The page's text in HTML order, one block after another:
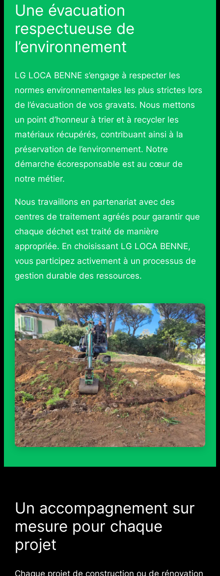
Une évacuation
respectueuse de
l’environnement
LG LOCA BENNE s’engage à respecter les
normes environnementales les plus strictes lors
de l’évacuation de vos gravats. Nous mettons
un point d’honneur à trier et à recycler les
matériaux récupérés, contribuant ainsi à la
préservation de l’environnement. Notre
démarche écoresponsable est au cœur de
notre métier.
Nous travaillons en partenariat avec des
centres de traitement agréés pour garantir que
chaque déchet est traité de manière
appropriée. En choisissant LG LOCA BENNE,
vous participez activement à un processus de
gestion durable des ressources.
Un accompagnement sur
mesure pour chaque
projet
Chaque projet de construction ou de rénovation